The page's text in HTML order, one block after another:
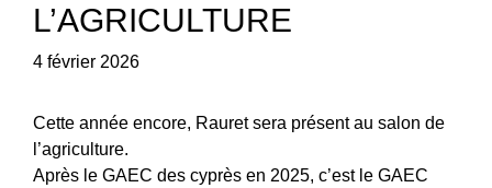
L’AGRICULTURE
4 février 2026
Cette année encore, Rauret sera présent au salon de
l’agriculture.
Après le GAEC des cyprès en 2025, c’est le GAEC